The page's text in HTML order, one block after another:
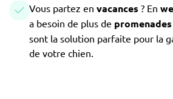
Vous partez en vacances ? En
a besoin de plus de promenades
sont la solution parfaite pour la
de votre chien.